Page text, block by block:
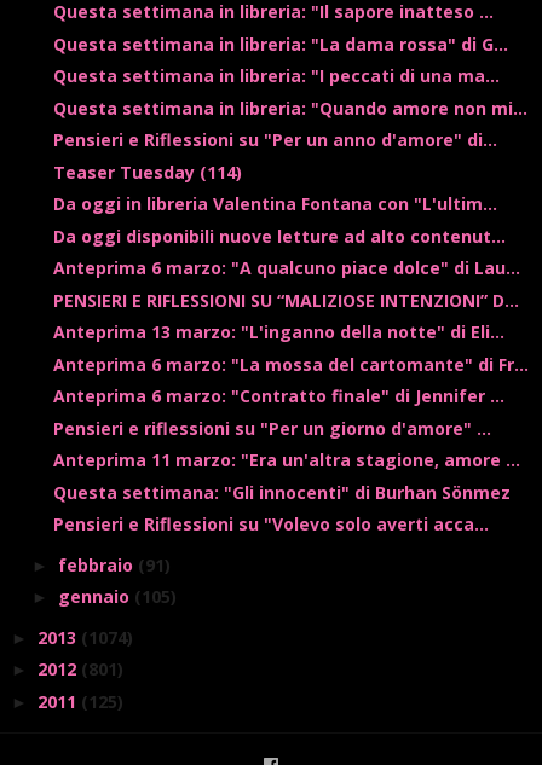
Questa settimana in libreria: "Il sapore inatteso ...
Questa settimana in libreria: "La dama rossa" di G...
Questa settimana in libreria: "I peccati di una ma...
Questa settimana in libreria: "Quando amore non mi...
Pensieri e Riflessioni su "Per un anno d'amore" di...
Teaser Tuesday (114)
Da oggi in libreria Valentina Fontana con "L'ultim...
Da oggi disponibili nuove letture ad alto contenut...
Anteprima 6 marzo: "A qualcuno piace dolce" di Lau...
PENSIERI E RIFLESSIONI SU “MALIZIOSE INTENZIONI” D...
Anteprima 13 marzo: "L'inganno della notte" di Eli...
Anteprima 6 marzo: "La mossa del cartomante" di Fr...
Anteprima 6 marzo: "Contratto finale" di Jennifer ...
Pensieri e riflessioni su "Per un giorno d'amore" ...
Anteprima 11 marzo: "Era un'altra stagione, amore ...
Questa settimana: "Gli innocenti" di Burhan Sönmez
Pensieri e Riflessioni su "Volevo solo averti acca...
► febbraio (91)
► gennaio (105)
► 2013 (1074)
► 2012 (801)
► 2011 (125)